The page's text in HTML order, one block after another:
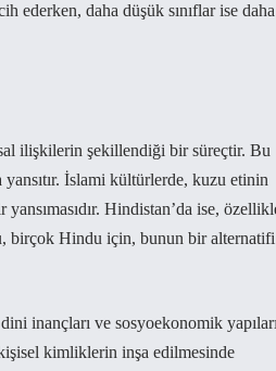
ederken, daha düşük sınıflar ise daha
ilişkilerin şekillendiği bir süreçtir. Bu
yansıtır. İslami kültürlerde, kuzu etinin
Hindistan’da ise,
birçok Hindu için, bunun bir alternatifi
inançları ve sosyoekonomik
kimliklerin inşa edilmesinde